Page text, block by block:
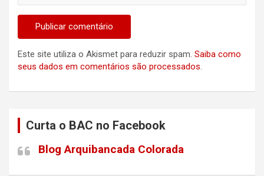
Este site utiliza o Akismet para reduzir spam. Saiba como
seus dados em comentários são processados.
Curta o BAC no Facebook
Blog Arquibancada Colorada